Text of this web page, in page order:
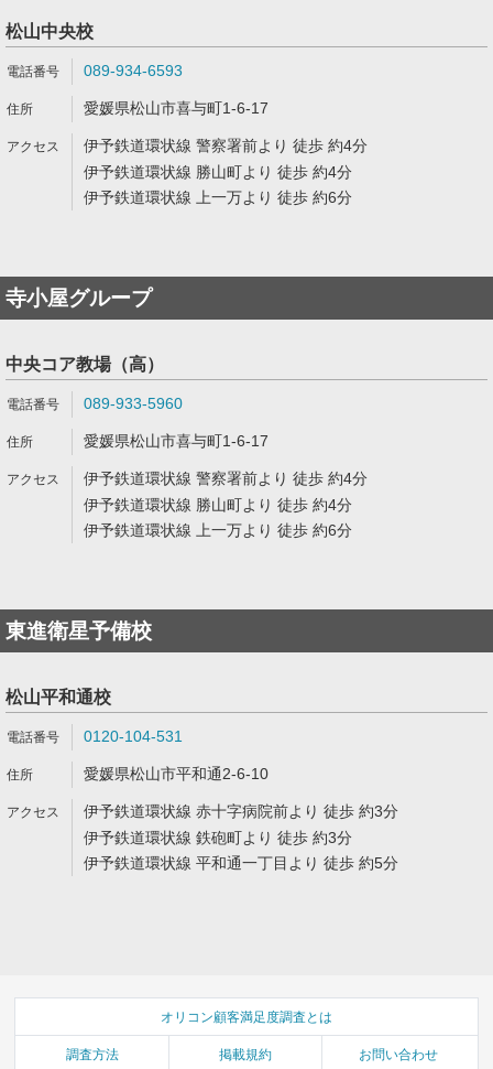
松山中央校
089-934-6593
愛媛県松山市喜与町1-6-17
伊予鉄道環状線 警察署前より 徒歩 約4分
伊予鉄道環状線 勝山町より 徒歩 約4分
伊予鉄道環状線 上一万より 徒歩 約6分
寺小屋グループ
中央コア教場（高）
089-933-5960
愛媛県松山市喜与町1-6-17
伊予鉄道環状線 警察署前より 徒歩 約4分
伊予鉄道環状線 勝山町より 徒歩 約4分
伊予鉄道環状線 上一万より 徒歩 約6分
東進衛星予備校
松山平和通校
0120-104-531
愛媛県松山市平和通2-6-10
伊予鉄道環状線 赤十字病院前より 徒歩 約3分
伊予鉄道環状線 鉄砲町より 徒歩 約3分
伊予鉄道環状線 平和通一丁目より 徒歩 約5分
オリコン顧客満足度調査とは
調査方法 掲載規約 お問い合わせ